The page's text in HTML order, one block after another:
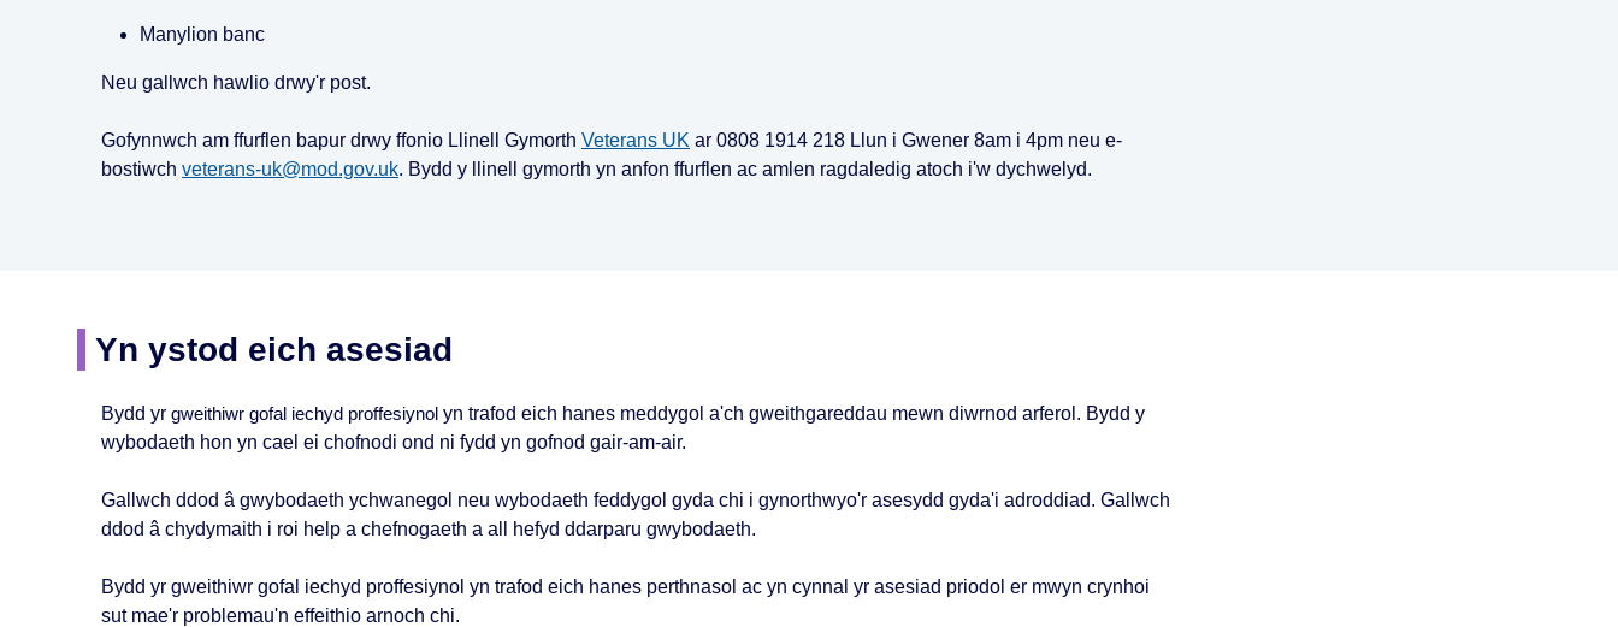
Manylion banc
Neu gallwch hawlio drwy'r post.
Gofynnwch am ffurflen bapur drwy ffonio Llinell Gymorth Veterans UK ar 0808 1914 218 Llun i Gwener 8am i 4pm neu e-
bostiwch veterans-uk@mod.gov.uk. Bydd y llinell gymorth yn anfon ffurflen ac amlen ragdaledig atoch i'w dychwelyd.
Yn ystod eich asesiad
Bydd yr gweithiwr gofal iechyd proffesiynol yn trafod eich hanes meddygol a'ch gweithgareddau mewn diwrnod arferol. Bydd y
wybodaeth hon yn cael ei chofnodi ond ni fydd yn gofnod gair-am-air.
Gallwch ddod â gwybodaeth ychwanegol neu wybodaeth feddygol gyda chi i gynorthwyo'r asesydd gyda'i adroddiad. Gallwch
ddod â chydymaith i roi help a chefnogaeth a all hefyd ddarparu gwybodaeth.
Bydd yr gweithiwr gofal iechyd proffesiynol yn trafod eich hanes perthnasol ac yn cynnal yr asesiad priodol er mwyn crynhoi
sut mae'r problemau'n effeithio arnoch chi.